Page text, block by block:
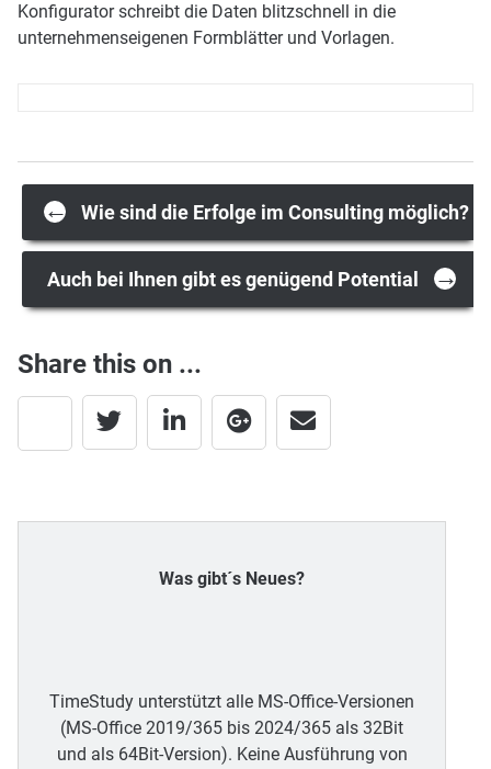
Konfigurator schreibt die Daten blitzschnell in die
unternehmenseigenen Formblätter und Vorlagen.
Post
navigation
← Wie sind die Erfolge im Consulting möglich?
Auch bei Ihnen gibt es genügend Potential →
Share this on ...
Was gibt´s Neues?
TimeStudy unterstützt alle MS-Office-Versionen
(MS-Office 2019/365 bis 2024/365 als 32Bit
und als 64Bit-Version). Keine Ausführung von